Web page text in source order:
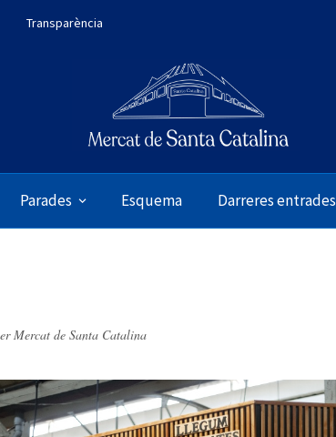
Transparència
Parades Esquema Darreres entrades
Mercat de Santa Catalina